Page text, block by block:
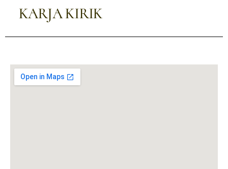
KARJA KIRIK